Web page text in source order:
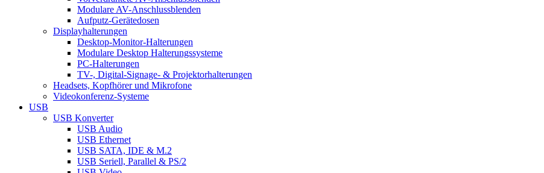
Modulare AV-Anschlussblenden
Aufputz-Gerätedosen
Displayhalterungen
Desktop-Monitor-Halterungen
Modulare Desktop Halterungssysteme
PC-Halterungen
TV-, Digital-Signage- & Projektorhalterungen
Headsets, Kopfhörer und Mikrofone
Videokonferenz-Systeme
USB
USB Konverter
USB Audio
USB Ethernet
USB SATA, IDE & M.2
USB Seriell, Parallel & PS/2